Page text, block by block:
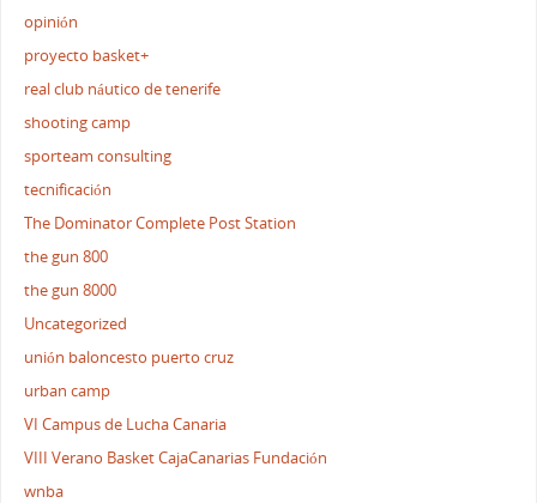
opinión
proyecto basket+
real club náutico de tenerife
shooting camp
sporteam consulting
tecnificación
The Dominator Complete Post Station
the gun 800
the gun 8000
Uncategorized
unión baloncesto puerto cruz
urban camp
VI Campus de Lucha Canaria
VIII Verano Basket CajaCanarias Fundación
wnba